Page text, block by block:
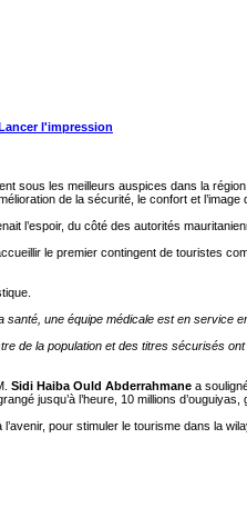
Lancer l'impression
sous les meilleurs auspices dans la région
de la sécurité, le confort et l’image
l’espoir, du côté des autorités
le premier contingent de touristes
une équipe médicale est en service
de la population et des titres sécurisés
Sidi Haiba Ould Abderrahmane a
jusqu’à l’heure, 10 millions d’ouguiyas,
pour stimuler le tourisme dans la